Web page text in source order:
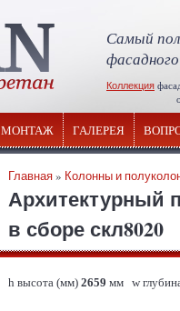
Самый
Коллекция
МОНТАЖ ГАЛЕРЕЯ
Главная» Колонны и
Архитектурный
в сборе скл8020
h высота (мм) 2659 мм w